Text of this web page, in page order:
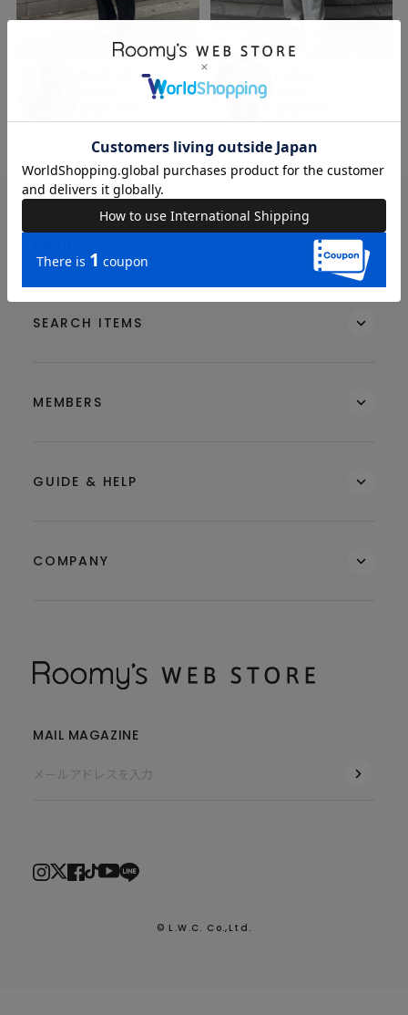
momoka
SEARCH ITEMS
MEMBERS
GUIDE & HELP
COMPANY
MAIL MAGAZINE
© L.W.C. Co.,Ltd.